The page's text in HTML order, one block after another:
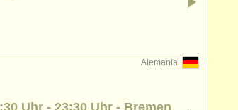
Alemania
Uhr - 23:30 Uhr - Bremen